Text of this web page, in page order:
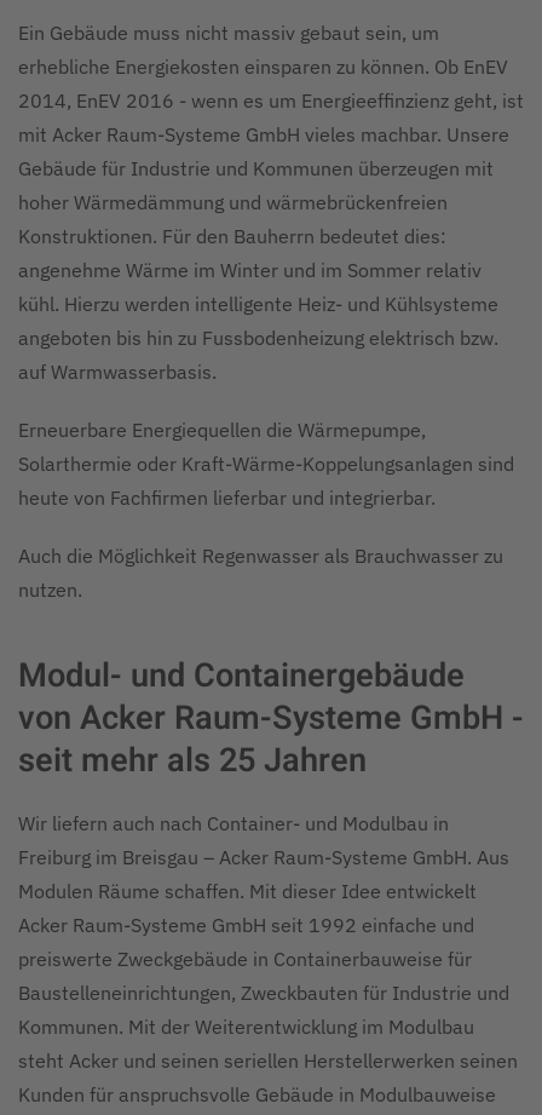
Ein Gebäude muss nicht massiv gebaut sein, um
erhebliche Energiekosten einsparen zu können. Ob EnEV
2014, EnEV 2016 - wenn es um Energieeffinzienz geht, ist
mit Acker Raum-Systeme GmbH vieles machbar. Unsere
Gebäude für Industrie und Kommunen überzeugen mit
hoher Wärmedämmung und wärmebrückenfreien
Konstruktionen. Für den Bauherrn bedeutet dies:
angenehme Wärme im Winter und im Sommer relativ
kühl. Hierzu werden intelligente Heiz- und Kühlsysteme
angeboten bis hin zu Fussbodenheizung elektrisch bzw.
auf Warmwasserbasis.
Erneuerbare Energiequellen die Wärmepumpe,
Solarthermie oder Kraft-Wärme-Koppelungsanlagen sind
heute von Fachfirmen lieferbar und integrierbar.
Auch die Möglichkeit Regenwasser als Brauchwasser zu
nutzen.
Modul- und Containergebäude
von Acker Raum-Systeme GmbH -
seit mehr als 25 Jahren
Wir liefern auch nach Container- und Modulbau in
Freiburg im Breisgau – Acker Raum-Systeme GmbH. Aus
Modulen Räume schaffen. Mit dieser Idee entwickelt
Acker Raum-Systeme GmbH seit 1992 einfache und
preiswerte Zweckgebäude in Containerbauweise für
Baustelleneinrichtungen, Zweckbauten für Industrie und
Kommunen. Mit der Weiterentwicklung im Modulbau
steht Acker und seinen seriellen Herstellerwerken seinen
Kunden für anspruchsvolle Gebäude in Modulbauweise